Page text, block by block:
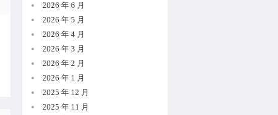
2026 年 6 月
2026 年 5 月
2026 年 4 月
2026 年 3 月
2026 年 2 月
2026 年 1 月
2025 年 12 月
2025 年 11 月